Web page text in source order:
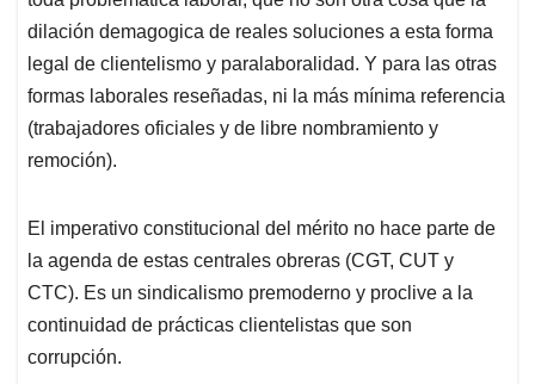
dilación demagogica de reales soluciones a esta forma
legal de clientelismo y paralaboralidad. Y para las otras
formas laborales reseñadas, ni la más mínima referencia
(trabajadores oficiales y de libre nombramiento y
remoción).
El imperativo constitucional del mérito no hace parte de
la agenda de estas centrales obreras (CGT, CUT y
CTC). Es un sindicalismo premoderno y proclive a la
continuidad de prácticas clientelistas que son
corrupción.